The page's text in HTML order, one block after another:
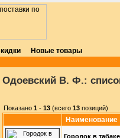
Новые товары
Одоевский В. Ф.:
Показано 1 - 13 (всего 13 позиций)
Наименование
Городок в